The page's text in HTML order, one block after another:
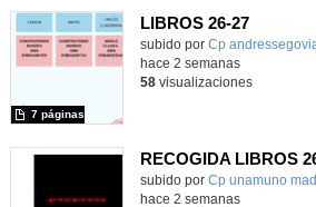
LIBROS 26-27
Contenido educativo.
subido por Cp
7 páginas
hace 2 semanas
58visualizaciones
RECOGIDA LIBROS
Contenido educativo.
subido por Cp unamuno
hace 2 semanas